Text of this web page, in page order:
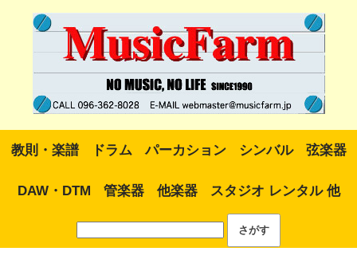
教則・楽譜 ドラム パーカション シンバル 弦楽器
DAW・DTM 管楽器 他楽器 スタジオ レンタル 他